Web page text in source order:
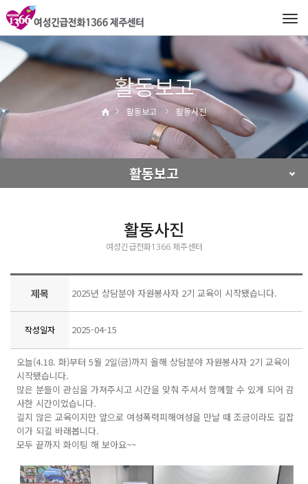
활동보고
활동보고 활동사진
활동보고
활동사진
여성긴급전화1366 제주센터
제목 2025년 상담분야 자원봉사자 2기 교육이 시작됐습니다.
작성일자 2025-04-15
오늘(4.18. 화)부터 5월 2일(금)까지 올해 상담분야 자원봉사자 2기 교육이
시작됐습니다.
많은 분들이 관심을 가져주시고 시간을 맞춰 주셔서 함께할 수 있게 되어 감
사한 시간이었습니다.
길지 않은 교육이지만 앞으로 여성폭력피해여성을 만날 때 조금이라도 길잡
이가 되길 바래봅니다.
모두 끝까지 화이팅 해 보아요~~